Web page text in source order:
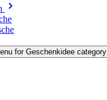
for Geschenkidee category